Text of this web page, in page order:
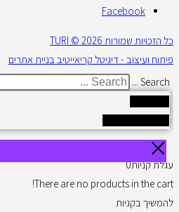
Facebook
כל הזכויות שמורות 2026 © TURI
פיתוח ועיצוב - דיגיטל קריאייטיב בניית אתרים
Search ...
עגלת קניות0
There are no products in the cart!
להמשיך בקניות